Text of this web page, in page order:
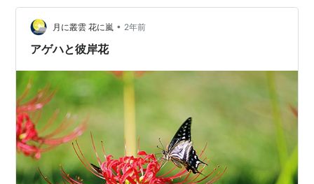
月に叢雲 花に嵐 • 2年前
アゲハと彼岸花